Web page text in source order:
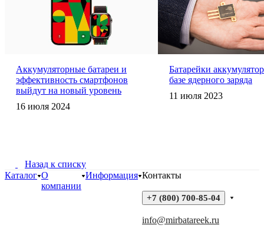
Аккумуляторные батареи и
эффективность смартфонов
выйдут на новый уровень
16 июля 2024
Батарейки
базе ядерного заряда
11 июля 2023
Назад к списку
Каталог О
компании
Информация Контакты
+7 (800) 700-85-04
info@mirbatareek.ru